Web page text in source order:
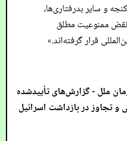
و سایر بدرفتاری‌ها،
ممنوعیت مطلق
قرار گرفته‌اند.»
ملل -گزارش‌های تأییدشده
و تجاوز در بازداشت اسرائیل